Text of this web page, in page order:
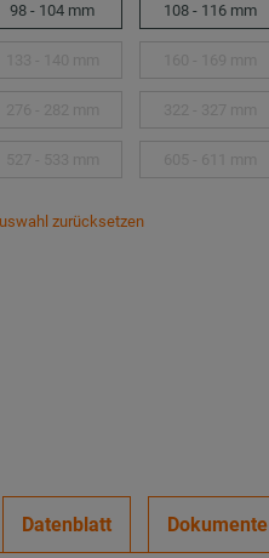
98 - 104 mm 108 - 116 mm
zurücksetzen
Datenblatt Dokumente